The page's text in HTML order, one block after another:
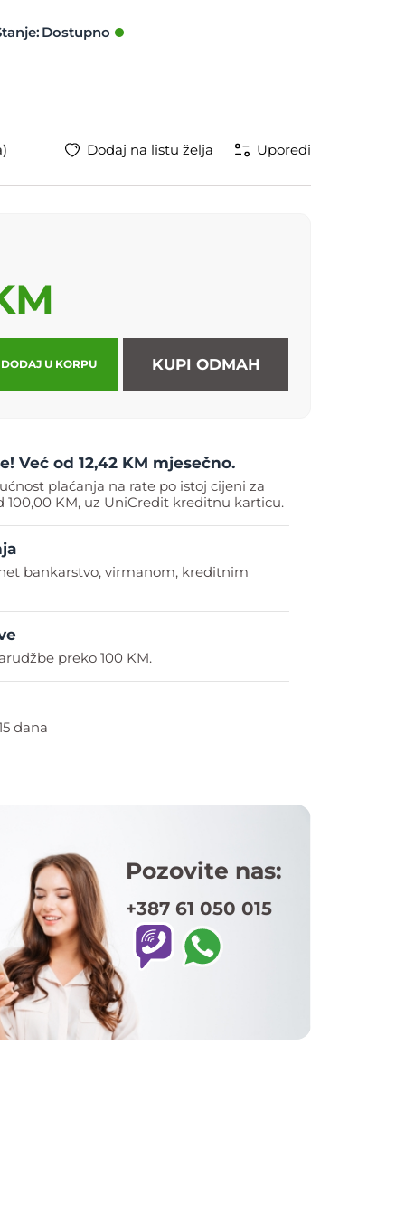
Dodaj na listu želja Uporedi
DODAJ U KORPU KUPI ODMAH
Već od 12,42 KM mjesečno.
plaćanja na rate po istoj cijeni za
100,00 KM, uz UniCredit kreditnu karticu.
bankarstvo, virmanom, kreditnim
preko 100 KM.
dana
Pozovite nas:
+387 61 050 015